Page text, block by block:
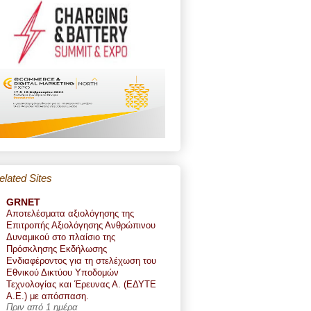
Sites
GRNET
Αποτελέσματα αξιολόγησης της
Επιτροπής Αξιολόγησης Ανθρώπινου
Δυναμικού στο πλαίσιο της
Πρόσκλησης Εκδήλωσης
Ενδιαφέροντος για τη στελέχωση του
Εθνικού Δικτύου Υποδομών
Τεχνολογίας και Έρευνας Α. (ΕΔΥΤΕ
Α.Ε.) με απόσπαση.
Πριν από 1 ημέρα